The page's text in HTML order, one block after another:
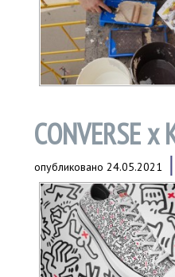
CONVERSE x
опубликовано 24.05.2021